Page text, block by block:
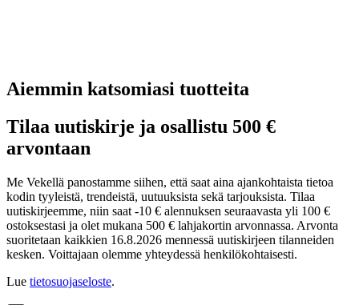
Aiemmin katsomiasi tuotteita
Tilaa uutiskirje ja osallistu 500 €
arvontaan
Me Vekellä panostamme siihen, että saat aina ajankohtaista tietoa
kodin tyyleistä, trendeistä, uutuuksista sekä tarjouksista. Tilaa
uutiskirjeemme, niin saat -10 € alennuksen seuraavasta yli 100 €
ostoksestasi ja olet mukana 500 € lahjakortin arvonnassa. Arvonta
suoritetaan kaikkien 16.8.2026 mennessä uutiskirjeen tilanneiden
kesken. Voittajaan olemme yhteydessä henkilökohtaisesti.
Lue tietosuojaseloste.